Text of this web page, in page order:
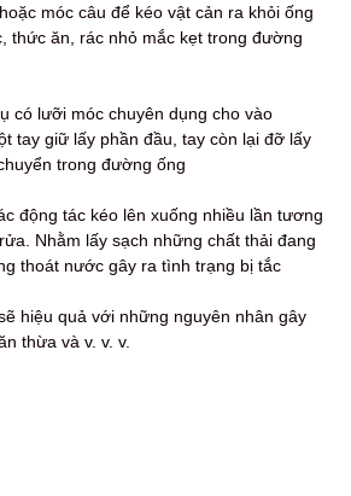
móc câu để kéo vật cản ra khỏi ống
thức ăn, rác nhỏ mắc kẹt trong đường
có lưỡi móc chuyên dụng cho vào
tay giữ lấy phần đầu, tay còn lại đỡ lấy
trong đường ống
động tác kéo lên xuống nhiều lần tương
Nhằm lấy sạch những chất thải đang
thoát nước gây ra tình trạng bị tắc
hiệu quả với những nguyên nhân gây
thừa và v. v. v.